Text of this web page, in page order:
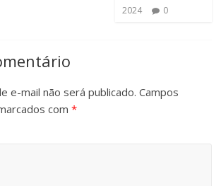
2024
0
e-mail não será publicado. Campos
com*